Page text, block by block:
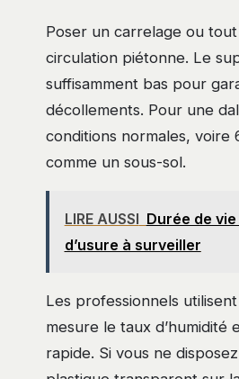
Poser un carrelage ou
circulation piétonne. Le
suffisamment bas pour
décollements. Pour une
conditions normales, voire
comme un sous-sol.
LIRE AUSSI Durée de
d’usure à surveiller
Les professionnels
mesure le taux
rapide. Si vous ne